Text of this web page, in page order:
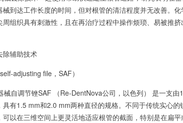
械到达工作长度的时间，但对根管的清洁程度并无改善。
周组织具有刺激性，且在再治疗过程中操作烦琐、易被推
辅助技术
adjusting file，SAF）
自调节锉SAF （Re-DentNova公司，以色列） 是一支由
具有1.5 mm和2.0 mm两种直径的规格。不同于传统实心的
可以在三维空间上更灵活地适应根管的截面，特别是在扁